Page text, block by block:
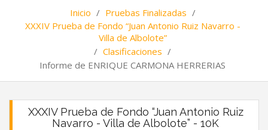
Inicio / Pruebas Finalizadas /
XXXIV Prueba de Fondo “Juan Antonio Ruiz Navarro -
Villa de Albolote”
/ Clasificaciones /
Informe de ENRIQUE CARMONA HERRERIAS
XXXIV Prueba de Fondo “Juan Antonio Ruiz
Navarro - Villa de Albolote” - 10K